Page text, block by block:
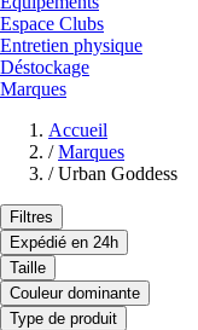
Espace Clubs
Entretien physique
Déstockage
Marques
Accueil
/ Marques
/ Urban Goddess
Filtres
Expédié en 24h
Taille
Couleur dominante
Type de produit